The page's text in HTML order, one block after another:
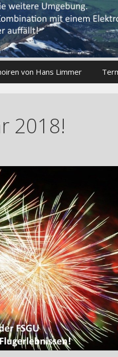
von Hans Limmer
2018!